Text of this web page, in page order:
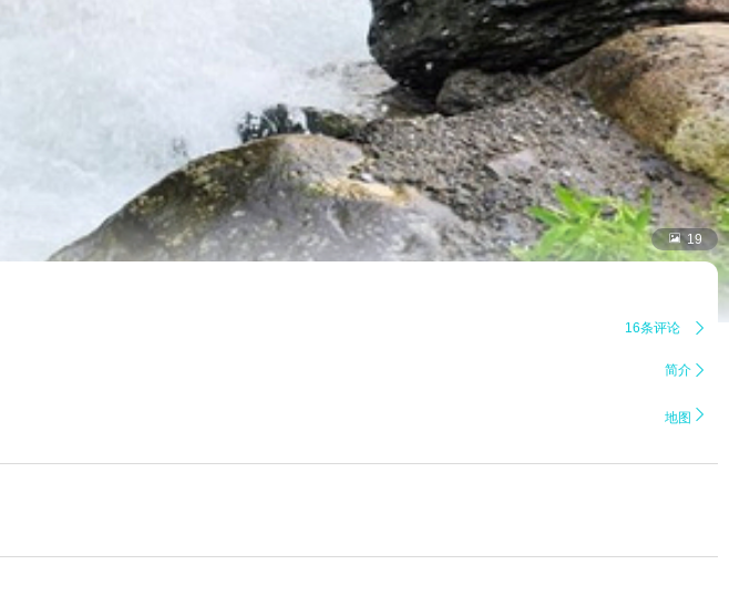
 19
16条评论 
简介 
地图 